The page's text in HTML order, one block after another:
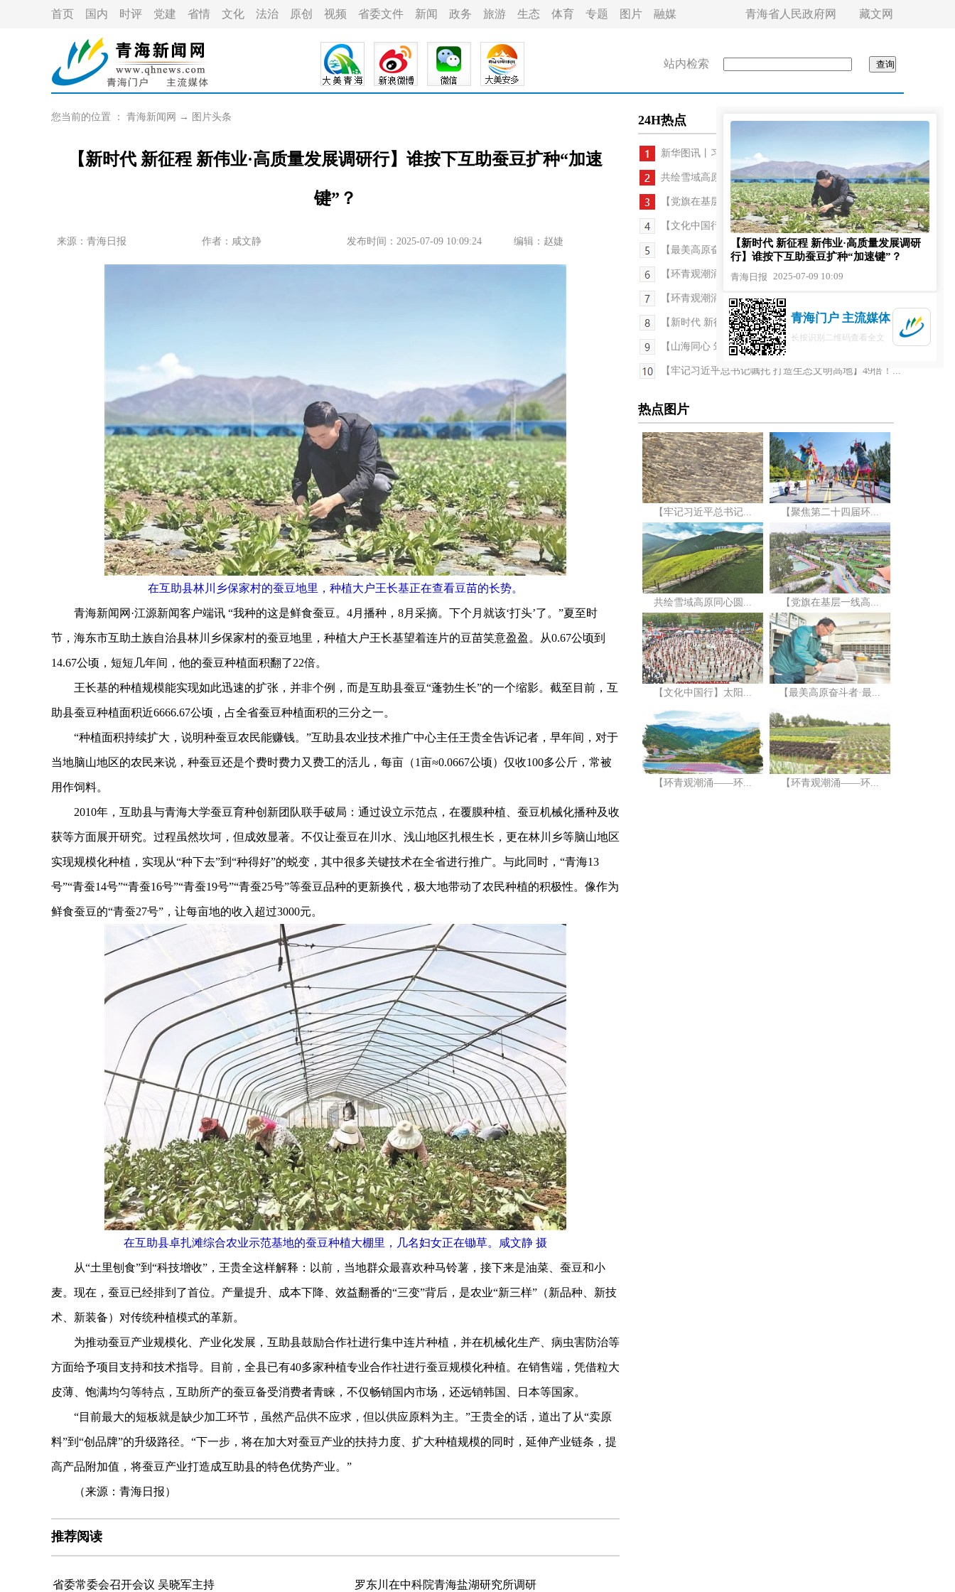
首页 国内 时评 党建 省情 文化 法治 原创 视频 省委文件 新闻 政务 旅游 生态 体育 专题 图片 融媒 青海省人民政府网 藏文网
站内检索
您当前的位置 ： 青海新闻网 → 图片头条
【新时代 新征程 新伟业·高质量发展调研行】谁按下互助蚕豆扩种“加速
键”？
来源：青海日报 作者： 咸文静 发布时间：2025-07-09 10:09:24 编辑：赵婕
在互助县林川乡保家村的蚕豆地里，种植大户王长基正在查看豆苗的长势。
青海新闻网·江源新闻客户端讯 “我种的这是鲜食蚕豆。4月播种，8月采摘。下个月就该‘打头’了。”夏至时
节，海东市互助土族自治县林川乡保家村的蚕豆地里，种植大户王长基望着连片的豆苗笑意盈盈。从0.67公顷到
14.67公顷，短短几年间，他的蚕豆种植面积翻了22倍。
王长基的种植规模能实现如此迅速的扩张，并非个例，而是互助县蚕豆“蓬勃生长”的一个缩影。截至目前，互
助县蚕豆种植面积近6666.67公顷，占全省蚕豆种植面积的三分之一。
“种植面积持续扩大，说明种蚕豆农民能赚钱。”互助县农业技术推广中心主任王贵全告诉记者，早年间，对于
当地脑山地区的农民来说，种蚕豆还是个费时费力又费工的活儿，每亩（1亩≈0.0667公顷）仅收100多公斤，常被
用作饲料。
2010年，互助县与青海大学蚕豆育种创新团队联手破局：通过设立示范点，在覆膜种植、蚕豆机械化播种及收
获等方面展开研究。过程虽然坎坷，但成效显著。不仅让蚕豆在川水、浅山地区扎根生长，更在林川乡等脑山地区
实现规模化种植，实现从“种下去”到“种得好”的蜕变，其中很多关键技术在全省进行推广。与此同时，“青海13
号”“青蚕14号”“青蚕16号”“青蚕19号”“青蚕25号”等蚕豆品种的更新换代，极大地带动了农民种植的积极性。像作为
鲜食蚕豆的“青蚕27号”，让每亩地的收入超过3000元。
在互助县卓扎滩综合农业示范基地的蚕豆种植大棚里，几名妇女正在锄草。咸文静 摄
从“土里刨食”到“科技增收”，王贵全这样解释：以前，当地群众最喜欢种马铃薯，接下来是油菜、蚕豆和小
麦。现在，蚕豆已经排到了首位。产量提升、成本下降、效益翻番的“三变”背后，是农业“新三样”（新品种、新技
术、新装备）对传统种植模式的革新。
为推动蚕豆产业规模化、产业化发展，互助县鼓励合作社进行集中连片种植，并在机械化生产、病虫害防治等
方面给予项目支持和技术指导。目前，全县已有40多家种植专业合作社进行蚕豆规模化种植。在销售端，凭借粒大
皮薄、饱满均匀等特点，互助所产的蚕豆备受消费者青睐，不仅畅销国内市场，还远销韩国、日本等国家。
“目前最大的短板就是缺少加工环节，虽然产品供不应求，但以供应原料为主。”王贵全的话，道出了从“卖原
料”到“创品牌”的升级路径。“下一步，将在加大对蚕豆产业的扶持力度、扩大种植规模的同时，延伸产业链条，提
高产品附加值，将蚕豆产业打造成互助县的特色优势产业。”
（来源：青海日报）
推荐阅读
省委常委会召开会议 吴晓军主持 罗东川在中科院青海盐湖研究所调研
24H热点
新华图讯丨习近平在阳泉考察制造业企业发展
共绘雪域高原同心圆——第十批援藏和第五批援青工...
【党旗在基层一线高高飘扬】支部领着干，蹚出振兴...
【文化中国行】太阳花开丹麻滩 唱响高原新时代
【最美高原奋斗者·最美快递员】把“期盼”送进草原...
【环青观潮涌——环青赛特刊·环青揽胜】赛道连沃野...
【环青观潮涌——环青赛特刊·旧忆新说】车轮驶过来...
【新时代 新征程 新伟业·高质量发展调研行】一碗青...
【山海同心 筑梦青海】津医西行，守护高原群众口腔...
【牢记习近平总书记嘱托 打造生态文明高地】49倍！...
热点图片
【牢记习近平总书记... 【聚焦第二十四届环...
共绘雪域高原同心圆... 【党旗在基层一线高...
【文化中国行】太阳... 【最美高原奋斗者·最...
【环青观潮涌——环... 【环青观潮涌——环...
【新时代 新征程 新伟业·高质量发展调研
行】谁按下互助蚕豆扩种“加速键”？
青海日报 2025-07-09 10:09
青海门户 主流媒体
长按识别二维码查看全文